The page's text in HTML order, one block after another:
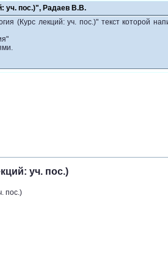
уч. пос.)", Радаев В.В.
(Курс лекций: уч. пос.)" текст которой
уч. пос.)
пос.)